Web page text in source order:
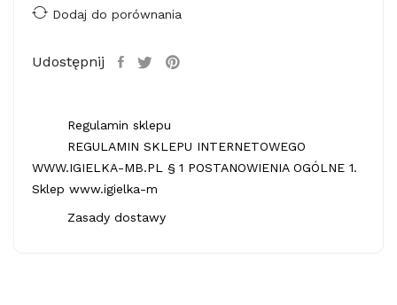
Dodaj do porównania
Udostępnij
Regulamin sklepu
REGULAMIN SKLEPU INTERNETOWEGO
WWW.IGIELKA-MB.PL § 1 POSTANOWIENIA OGÓLNE 1.
Sklep www.igielka-m
Zasady dostawy